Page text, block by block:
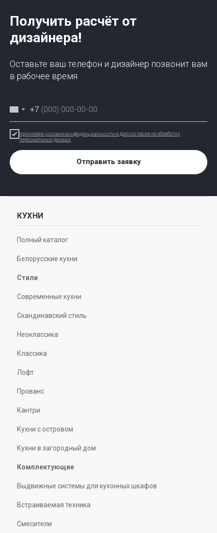
Получить расчёт от
дизайнера!
Оставьте ваш телефон и дизайнер позвонит вам
в рабочее время
+7
принимаю условия конфиденциальности и даю согласие на обработку
персональных данных
Отправить заявку
КУХНИ
Полный каталог
Белорусские кухни
Стили
Современные кухни
Скандинавский стиль
Неоклассика
Классика
Лофт
Прованс
Кантри
Кухни с островом
Кухни в загородный дом
Комплектующие
Выдвижные системы для кухонных шкафов
Встраиваемая техника
Смесители